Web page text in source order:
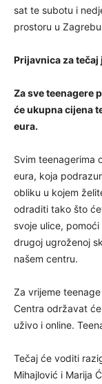
sat te subotu i
prostoru u
Prijavnica za tečaj
Za sve teenagere
će ukupna cijena
eura.
Svim teenagerima
eura, koja
obliku u kojem
odraditi tako što
svoje ulice,
drugoj ugroženoj
našem centru.
Za vrijeme
Centra održavat
uživo i online.
Tečaj će voditi
Mihajlović i Marija